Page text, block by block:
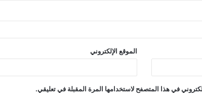
الموقع الإلكتروني
في هذا المتصفح لاستخدامها المرة المقبلة في تعليقي.